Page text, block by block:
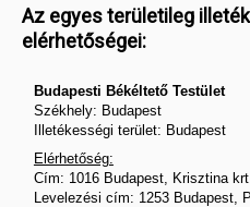
Az egyes területileg
elérhetőségei:
Budapesti Békéltető Testület
Székhely: Budapest
Illetékességi terület: Budapest
Elérhetőség:
Cím: 1016 Budapest, Krisztina
Levelezési cím: 1253 Budapest,